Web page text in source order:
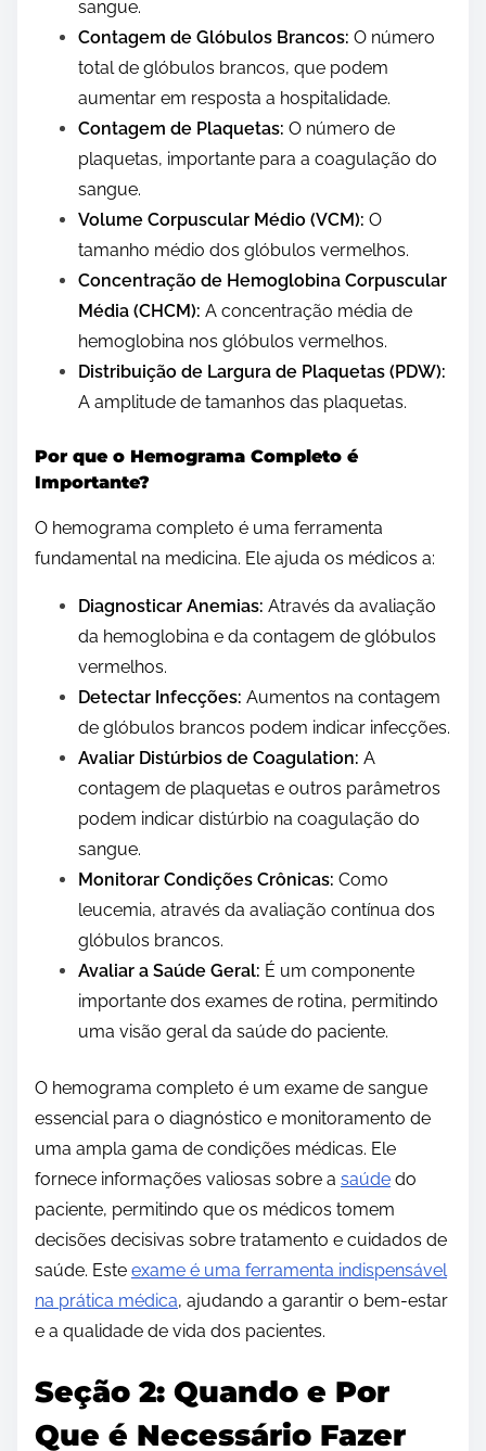
sangue.
Contagem de Glóbulos Brancos: O número
total de glóbulos brancos, que podem
aumentar em resposta a hospitalidade.
Contagem de Plaquetas: O número de
plaquetas, importante para a coagulação do
sangue.
Volume Corpuscular Médio (VCM): O
tamanho médio dos glóbulos vermelhos.
Concentração de Hemoglobina Corpuscular
Média (CHCM): A concentração média de
hemoglobina nos glóbulos vermelhos.
Distribuição de Largura de Plaquetas (PDW):
A amplitude de tamanhos das plaquetas.
Por que o Hemograma Completo é
Importante?
O hemograma completo é uma ferramenta
fundamental na medicina. Ele ajuda os médicos a:
Diagnosticar Anemias: Através da avaliação
da hemoglobina e da contagem de glóbulos
vermelhos.
Detectar Infecções: Aumentos na contagem
de glóbulos brancos podem indicar infecções.
Avaliar Distúrbios de Coagulation: A
contagem de plaquetas e outros parâmetros
podem indicar distúrbio na coagulação do
sangue.
Monitorar Condições Crônicas: Como
leucemia, através da avaliação contínua dos
glóbulos brancos.
Avaliar a Saúde Geral: É um componente
importante dos exames de rotina, permitindo
uma visão geral da saúde do paciente.
O hemograma completo é um exame de sangue
essencial para o diagnóstico e monitoramento de
uma ampla gama de condições médicas. Ele
fornece informações valiosas sobre a saúde do
paciente, permitindo que os médicos tomem
decisões decisivas sobre tratamento e cuidados de
saúde. Este exame é uma ferramenta indispensável
na prática médica, ajudando a garantir o bem-estar
e a qualidade de vida dos pacientes.
Seção 2: Quando e Por
Que é Necessário Fazer